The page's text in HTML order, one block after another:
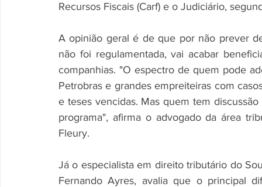
Recursos Fiscais (Carf) e o Judiciário,
A opinião geral é de que por não prever
não foi regulamentada, vai acabar
companhias. "O espectro de quem pode
Petrobras e grandes empreiteiras com
e teses vencidas. Mas quem tem
programa", afirma o advogado da área
Fleury.
Já o especialista em direito tributário do
Fernando Ayres, avalia que o principal